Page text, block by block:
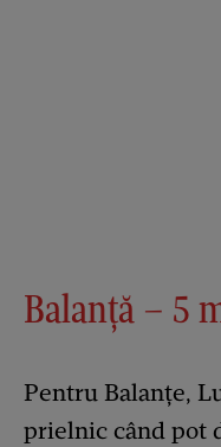
Balanță – 5
Pentru Balanțe,
prielnic când pot